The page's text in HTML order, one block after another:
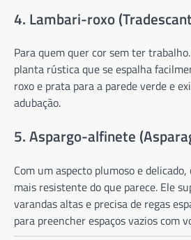
4. Lambari-roxo
Para quem quer cor sem ter
planta rústica que se espalha
roxo e prata para a parede verde e
adubação.
5. Aspargo-alfinete
Com um aspecto plumoso e
mais resistente do que parece. Ele
varandas altas e precisa de regas
para preencher espaços vazios com